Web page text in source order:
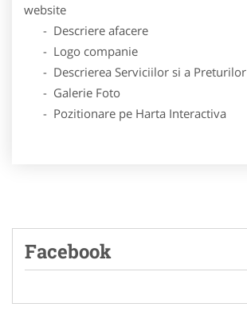
website
- Descriere afacere
- Logo companie
- Descrierea Serviciilor si a Preturilor
- Galerie Foto
- Pozitionare pe Harta Interactiva
Facebook